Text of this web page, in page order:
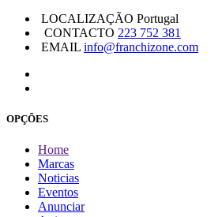
LOCALIZAÇÃO Portugal
CONTACTO 223 752 381
EMAIL info@franchizone.com
OPÇÕES
Home
Marcas
Noticias
Eventos
Anunciar